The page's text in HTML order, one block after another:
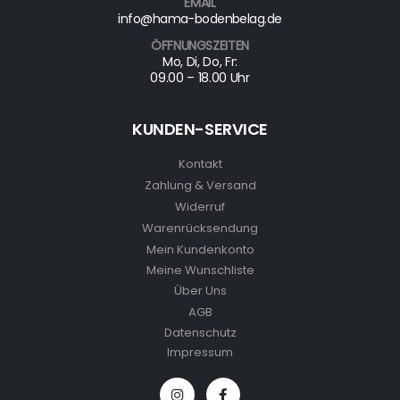
info@hama-bodenbelag.de
ÖFFNUNGSZEITEN
Mo, Di, Do, Fr:
09.00 – 18.00 Uhr
KUNDEN-SERVICE
Kontakt
Zahlung & Versand
Widerruf
Warenrücksendung
Mein Kundenkonto
Meine Wunschliste
Über Uns
AGB
Datenschutz
Impressum